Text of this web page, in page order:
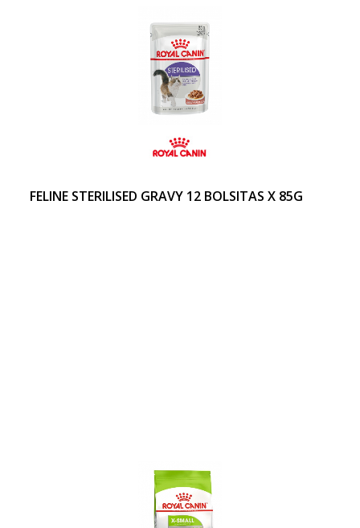
FELINE STERILISED GRAVY 12 BOLSITAS X 85G